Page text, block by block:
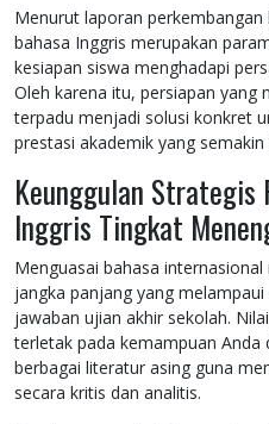
Menurut laporan
bahasa Inggris merupakan
kesiapan siswa menghadapi
Oleh karena itu, persiapan yang
terpadu menjadi solusi konkret
prestasi akademik yang
Keunggulan Strategis
Inggris Tingkat
Menguasai bahasa
jangka panjang yang
jawaban ujian akhir sekolah.
terletak pada kemampuan
berbagai literatur asing guna
secara kritis dan analitis.